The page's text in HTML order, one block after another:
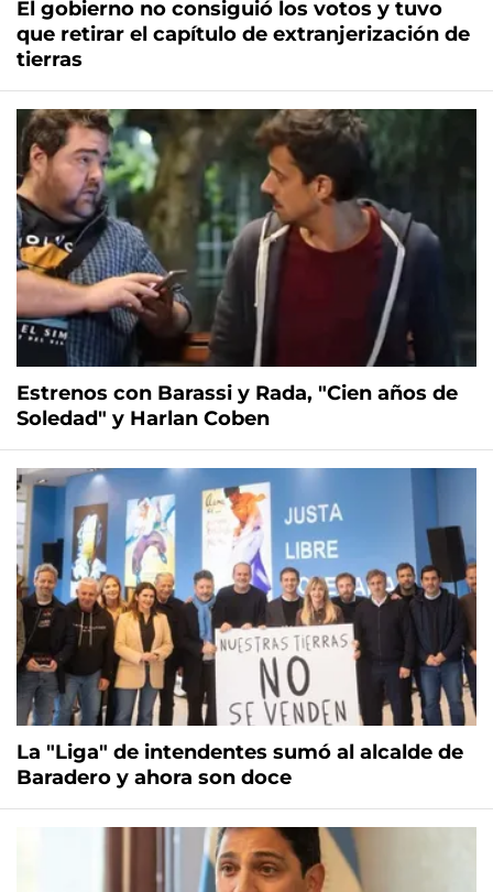
El gobierno no consiguió los votos y tuvo
que retirar el capítulo de extranjerización de
tierras
Estrenos con Barassi y Rada, "Cien años de
Soledad" y Harlan Coben
La "Liga" de intendentes sumó al alcalde de
Baradero y ahora son doce